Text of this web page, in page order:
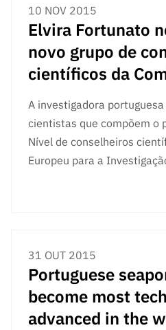
10 NOV 2015
Elvira Fortunato
novo grupo de
científicos da
A investigadora
cientistas que compõem o
Nível de conselheiros
Europeu para a
31 OUT 2015
Portuguese
become most
advanced in the